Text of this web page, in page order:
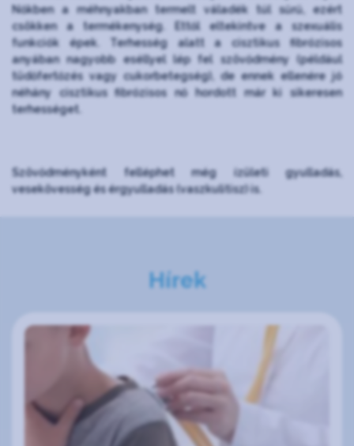
Nőkben a méhnyakban termelt váladék túl sűrű, ezért
csökken a termékenység. Ettől eltekintve a szexuális
funkciók épek. Terhesség alatt a cisztikus fibrózisos
anyában nagyobb eséllyel lép fel szövődmény (például
tüdőfertőzés vagy cukorbetegség), de ennek ellenére jó
néhány cisztikus fibrózisos nő hordott már ki sikeresen
terhességet.
Szövődményként felléphet még ízületi gyulladás,
vesekövesség és érgyulladás (vaszkulitisz) is.
Hírek